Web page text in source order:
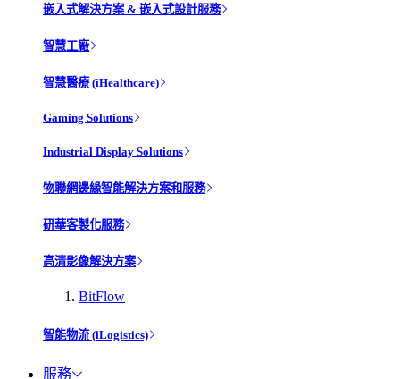
嵌入式解決方案 & 嵌入式設計服務
智慧工廠
智慧醫療 (iHealthcare)
Gaming Solutions
Industrial Display Solutions
物聯網邊緣智能解決方案和服務
研華客製化服務
高清影像解決方案
BitFlow
智能物流 (iLogistics)
服務